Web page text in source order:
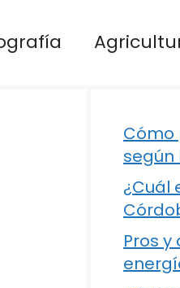
Cómo
según
¿Cuál
Pros